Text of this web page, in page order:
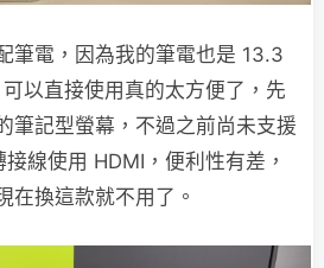
筆電，因為我的筆電也是 13.3
以直接使用真的太方便了，先
筆記型螢幕，不過之前尚未支援
線使用 HDMI，便利性有差，
在換這款就不用了。